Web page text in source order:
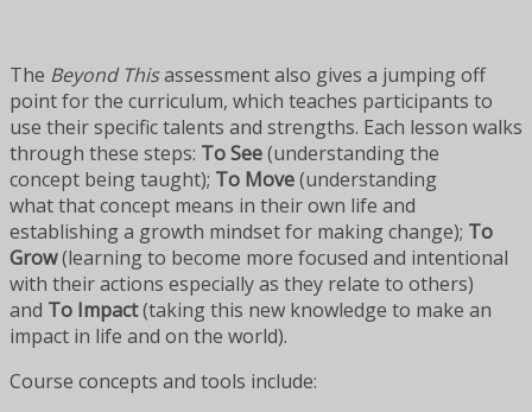
The Beyond Thisassessment also gives a jumping off
point for the curriculum, which teaches participants to
use their specific talents and strengths. Each lesson walks
through these steps: To See(understanding the
concept being taught); To Move(understanding
what that concept means in their own life and
establishing a growth mindset for making change); To
Grow(learning to become more focused and intentional
with their actions especially as they relate to others)
and To Impact(taking this new knowledge to make an
impact in life and on the world).
Course concepts and tools include: